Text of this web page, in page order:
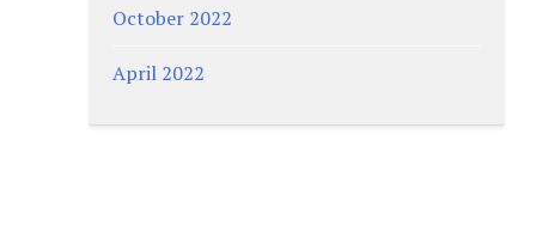
October 2022
April 2022